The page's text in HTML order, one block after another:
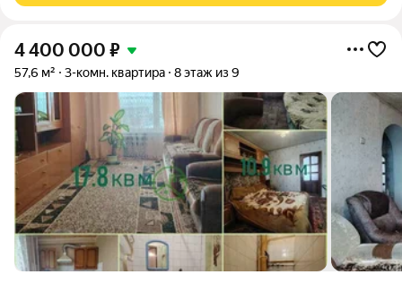
4 400 000 ₽
57,6 м² 3-комн. квартира 8 этаж из 9